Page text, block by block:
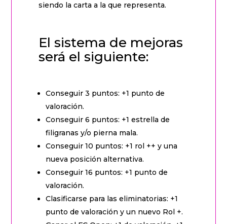
siendo la carta a la que representa.
El sistema de mejoras
será el siguiente:
Conseguir 3 puntos: +1 punto de
valoración.
Conseguir 6 puntos: +1 estrella de
filigranas y/o pierna mala.
Conseguir 10 puntos: +1 rol ++ y una
nueva posición alternativa.
Conseguir 16 puntos: +1 punto de
valoración.
Clasificarse para las eliminatorias: +1
punto de valoración y un nuevo Rol +.